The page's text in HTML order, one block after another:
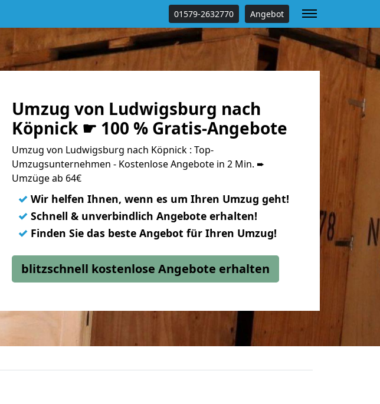
01579-2632770 Angebot
Umzug von Ludwigsburg nach
Köpnick ☛ 100 % Gratis-Angebote
Umzug von Ludwigsburg nach Köpnick : Top-
Umzugsunternehmen - Kostenlose Angebote in 2 Min. ➨
Umzüge ab 64€
✓ Wir helfen Ihnen, wenn es um Ihren Umzug geht!
✓ Schnell & unverbindlich Angebote erhalten!
✓ Finden Sie das beste Angebot für Ihren Umzug!
blitzschnell kostenlose Angebote erhalten